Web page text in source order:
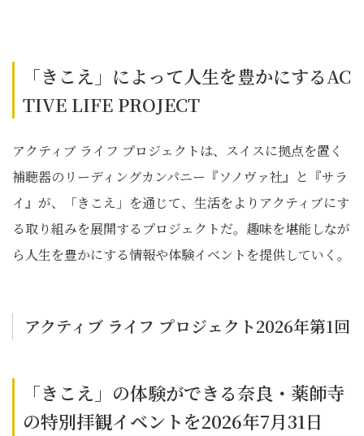
「きこえ」によって人生を豊かにするAC
TIVE LIFE PROJECT
アクティブ ライフ プロジェクトは、スイスに拠点を置く
補聴器のリーディングカンパニー『ソノヴァ社』と『サラ
イ』が、「きこえ」を通じて、生活をよりアクティブにす
る取り組みを展開するプロジェクトだ。趣味を堪能しなが
ら人生を豊かにする情報や体験イベントを提供していく。
アクティブ ライフ プロジェクト2026年第1回
「きこえ」の体験ができる奈良・薬師寺
の特別拝観イベントを2026年7月31日